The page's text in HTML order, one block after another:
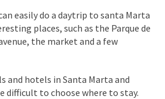
easily do a daytrip to santa Marta
places, such as the Parque de
the market and a few
and hotels in Santa Marta and
difficult to choose where to stay.